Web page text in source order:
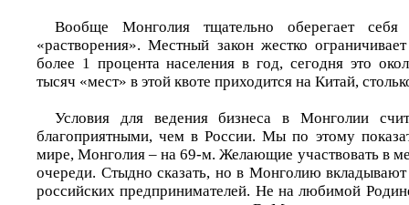
Вообще Монголия тщательно оберегает себя
«растворения». Местный закон жестко
более 1 процента населения в год, сегодня это
тысяч «мест» в этой квоте приходится на Китай,
Условия для ведения бизнеса в Монголии
благоприятными, чем в России. Мы по этому
мире, Монголия – на 69-м. Желающие участвовать в
очереди. Стыдно сказать, но в Монголию
российских предпринимателей. Не на любимой